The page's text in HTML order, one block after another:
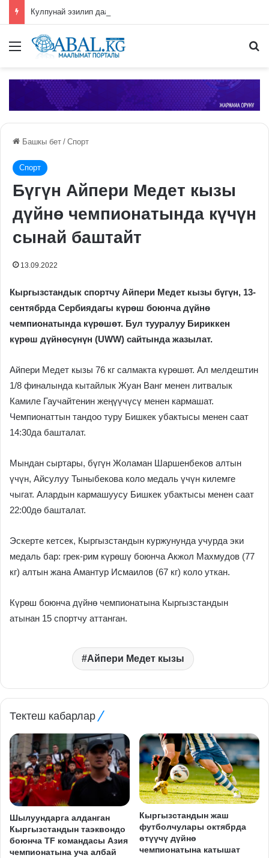
Меню
Башкы бет / Спорт
Спорт
Бүгүн Айпери Медет кызы
дүйнө чемпионатында күчүн
сынай баштайт
13.09.2022
Кыргызстандык спортчу Айпери Медет кызы бүгүн, 13-
сентябрда Сербиядагы күрөш боюнча дүйнө
чемпионатында күрөшөт. Бул тууралуу Бириккен
күрөш дүйнөсүнүн (UWW) сайтында жазылат.
Айпери Медет кызы 76 кг салмакта күрөшөт. Ал мелдештин
1/8 финалында кытайлык Жуан Ванг менен литвалык
Камиле Гаучайтенин жеңүүчүсү менен кармашат.
Чемпионаттын тандоо туру Бишкек убактысы менен саат
14:30да башталат.
Мындан сыртары, бүгүн Жоламан Шаршенбеков алтын
үчүн, Айсулуу Тыныбекова коло медаль үчүн килемге
чыгат. Алардын кармашуусу Бишкек убактысы менен саат
22:00дө башталат.
Эскерте кетсек, Кыргызстандын куржунунда учурда эки
медаль бар: грек-рим күрөшү боюнча Акжол Махмудов (77
кг) алтын жана Амантур Исмаилов (67 кг) коло уткан.
Күрөш боюнча дүйнө чемпионатына Кыргызстандын
атынан 15 спортчу аттанган.
Айпери Медет кызы
Тектеш кабарлар
Шылуундарга алданган
Кыргызстандын таэквондо
боюнча TF командасы Азия
чемпионатына уча албай
Кыргызстандын жаш
футболчулары октябрда
өтүүчү дүйнө
чемпионатына катышат